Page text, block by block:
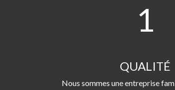
1
QUALITÉ
Nous sommes une entreprise